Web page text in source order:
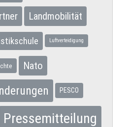
Landmobilität
Luftverteidigung
Nato
PESCO
Pressemitteilung